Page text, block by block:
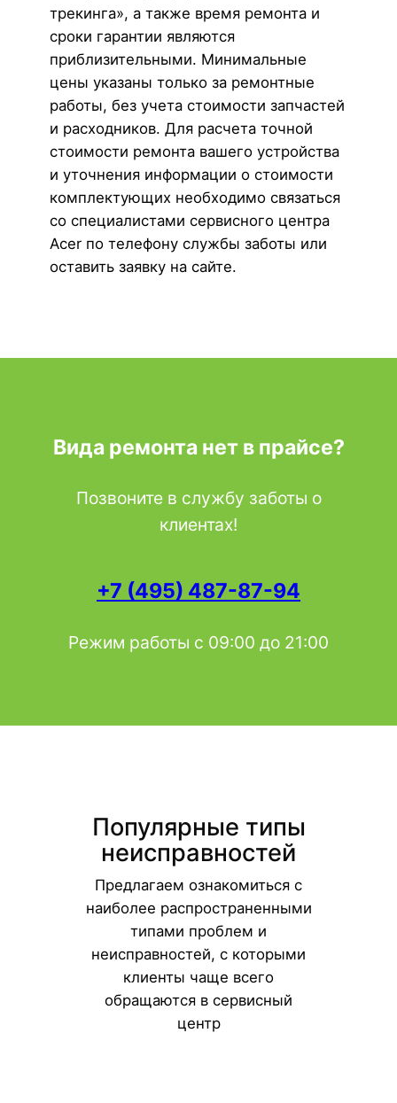
трекинга», а также время ремонта и
сроки гарантии являются
приблизительными. Минимальные
цены указаны только за ремонтные
работы, без учета стоимости запчастей
и расходников. Для расчета точной
стоимости ремонта вашего устройства
и уточнения информации о стоимости
комплектующих необходимо связаться
со специалистами сервисного центра
Acer по телефону службы заботы или
оставить заявку на сайте.
Вида ремонта нет в прайсе?
Позвоните в службу заботы о
клиентах!
+7 (495) 487-87-94
Режим работы с 09:00 до 21:00
Популярные типы
неисправностей
Предлагаем ознакомиться с
наиболее распространенными
типами проблем и
неисправностей, с которыми
клиенты чаще всего
обращаются в сервисный
центр